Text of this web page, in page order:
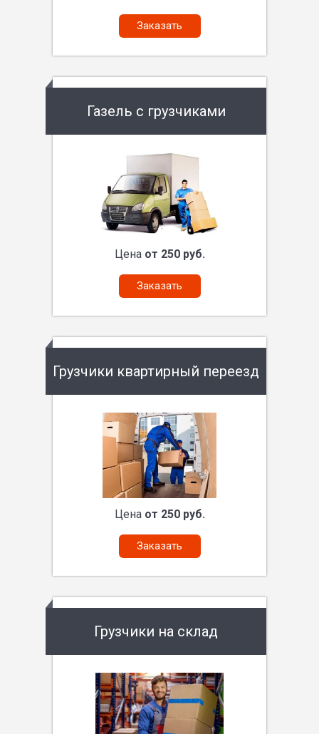
Заказать
Газель с грузчиками
Цена от 250 руб.
Заказать
Грузчики квартирный переезд
Цена от 250 руб.
Заказать
Грузчики на склад